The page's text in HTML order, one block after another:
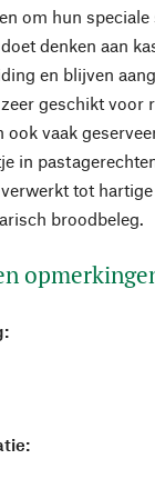
om hun
denken aan
en blijven
geschikt voor
ook vaak
in
tot
broodbeleg.